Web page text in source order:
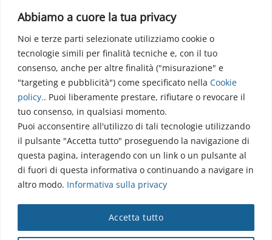
Abbiamo a cuore la tua privacy
Noi e terze parti selezionate utilizziamo cookie o
tecnologie simili per finalità tecniche e, con il tuo
consenso, anche per altre finalità ("misurazione" e
"targeting e pubblicità") come specificato nella Cookie
policy.. Puoi liberamente prestare, rifiutare o revocare il
tuo consenso, in qualsiasi momento.
Puoi acconsentire all'utilizzo di tali tecnologie utilizzando
il pulsante "Accetta tutto" proseguendo la navigazione di
questa pagina, interagendo con un link o un pulsante al
di fuori di questa informativa o continuando a navigare in
altro modo. Informativa sulla privacy
Accetta tutto
Via dell’Elettronica
86077 Pozzilli (IS)
☏ 0865/915407
segreteriapolodidattico@neuromed.it
Copyright © 2026 Istituto Neurologico Mediterraneo
Neuromed S.p.A.
Webmail |Privacy Policy|Privacy|Disclaimer|Accessibilità